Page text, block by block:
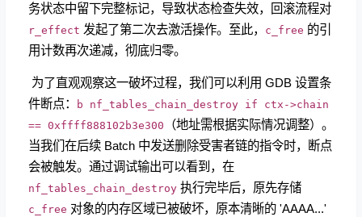
务状态中留下完整标记，导致状态检查失效，回滚流程对
r_effect 发起了第二次去激活操作。至此， c_free 的引
用计数再次递减，彻底归零。
​ 为了直观观察这一破坏过程，我们可以利用 GDB 设置条
件断点：
b nf_tables_chain_destroy if ctx->chain
== 0xffff888102b3e300 （地址需根据实际情况调整）。
当我们在后续 Batch 中发送删除受害者链的指令时，断点
会被触发。通过调试输出可以看到，在
nf_tables_chain_destroy 执行完毕后，原先存储
c_free 对象的内存区域已被破坏，原本清晰的 'AAAA...'